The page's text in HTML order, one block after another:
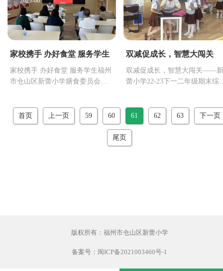
家校携手 办好食堂 服务学生
家校携手 办好食堂 服务学生福州
市仓山区新蕾小学膳食委员会成
双减促成长，智慧大闯关
双减促成长，智慧大闯关——新
蕾小学22-23下一二年级期末综
首页 上一页 59 60 61 62 63 下一页
尾页
版权所有：福州市仓山区新蕾小学
备案号： 闽ICP备2021003460号-1